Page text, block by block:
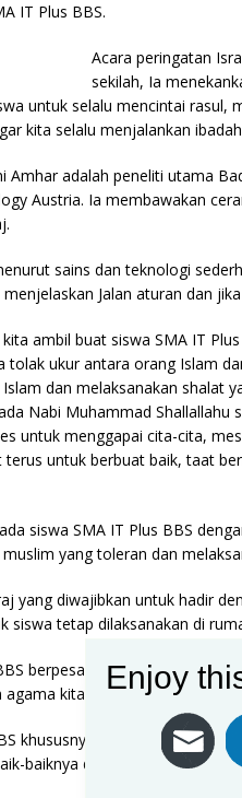
IT Plus BBS.
Acara peringatan
sekilah, Ia
untuk selalu mencintai rasul,
kita selalu menjalankan
Amhar adalah peneliti utama
Austria. Ia membawakan
sains dan teknologi
Jalan aturan dan
ambil buat siswa SMA IT
tolak ukur antara orang Islam
dan melaksanakan shalat
Nabi Muhammad Shallallahu
untuk menggapai cita-cita,
untuk berbuat baik, taat
siswa SMA IT Plus BBS
yang toleran dan
yang diwajibkan untuk hadir
siswa tetap dilaksanakan di
berpesan semoga kegiatan
kita dengan baik
khususnya Mari kita sama-
baiknya dan mudah-
Enjoy